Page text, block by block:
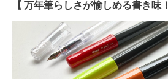
【 万年筆らしさが愉しめる書き味